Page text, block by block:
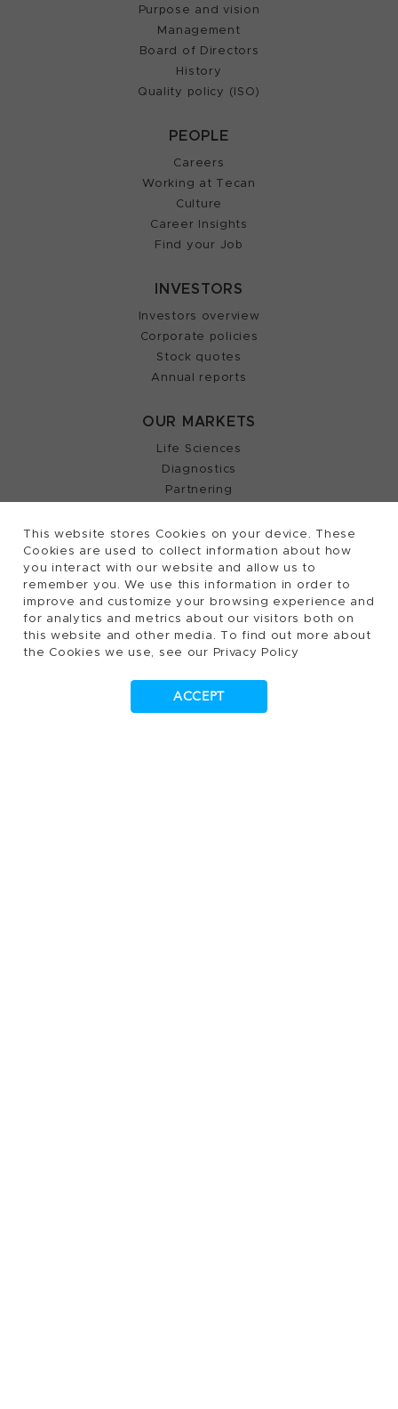
This website stores Cookies on your device. These
Cookies are used to collect information about how
you interact with our website and allow us to
remember you. We use this information in order to
improve and customize your browsing experience and
for analytics and metrics about our visitors both on
this website and other media. To find out more about
the Cookies we use, see our Privacy Policy
ACCEPT
Purpose and vision
Management
Board of Directors
History
Quality policy (ISO)
PEOPLE
Careers
Working at Tecan
Culture
Career Insights
Find your Job
INVESTORS
Investors overview
Corporate policies
Stock quotes
Annual reports
OUR MARKETS
Life Sciences
Diagnostics
Partnering
2026, Tecan Trading AG, Switzerland, all rights
reserved.
Terms of Use, Privacy- and Cookies Policy
Cookies Settings
Patents